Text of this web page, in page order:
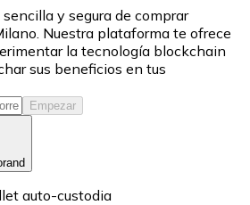
y segura de comprar
Nuestra plataforma te ofrece
la tecnología blockchain
sus beneficios en tus
Empezar
auto-custodia